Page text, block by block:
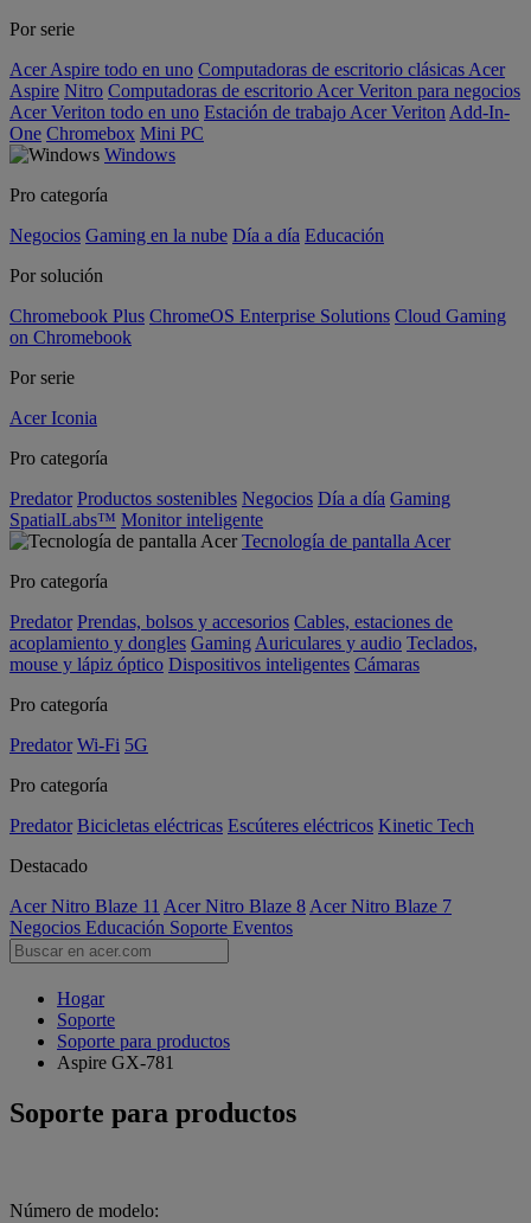
Por serie
Acer Aspire todo en uno Computadoras de escritorio clásicas Acer
Aspire Nitro Computadoras de escritorio Acer Veriton para negocios
Acer Veriton todo en uno Estación de trabajo Acer Veriton Add-In-
One Chromebox Mini PC
Windows
Pro categoría
Negocios Gaming en la nube Día a día Educación
Por solución
Chromebook Plus ChromeOS Enterprise Solutions Cloud Gaming
on Chromebook
Por serie
Acer Iconia
Pro categoría
Predator Productos sostenibles Negocios Día a día Gaming
SpatialLabs™ Monitor inteligente
Tecnología de pantalla Acer
Pro categoría
Predator Prendas, bolsos y accesorios Cables, estaciones de
acoplamiento y dongles Gaming Auriculares y audio Teclados,
mouse y lápiz óptico Dispositivos inteligentes Cámaras
Pro categoría
Predator Wi-Fi 5G
Pro categoría
Predator Bicicletas eléctricas Escúteres eléctricos Kinetic Tech
Destacado
Acer Nitro Blaze 11 Acer Nitro Blaze 8 Acer Nitro Blaze 7
Negocios Educación Soporte Eventos
Hogar
Soporte
Soporte para productos
Aspire GX-781
Soporte para productos
Número de modelo: